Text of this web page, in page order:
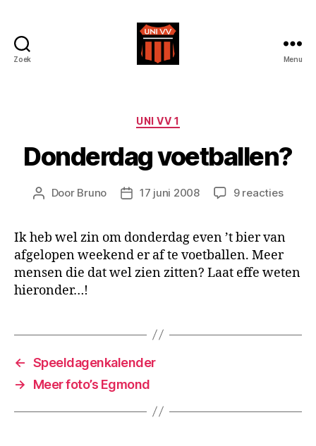
Zoek Menu
Categorieën
UNI VV 1
Donderdag voetballen?
Berichtauteur
Door Bruno Berichtdatum
17 juni 2008 9 reactiesop
Ik heb wel zin om donderdag even ’t bier van
afgelopen weekend er af te voetballen. Meer
mensen die dat wel zien zitten? Laat effe weten
hieronder…!
← Speeldagenkalender
→
Meer foto’s Egmond